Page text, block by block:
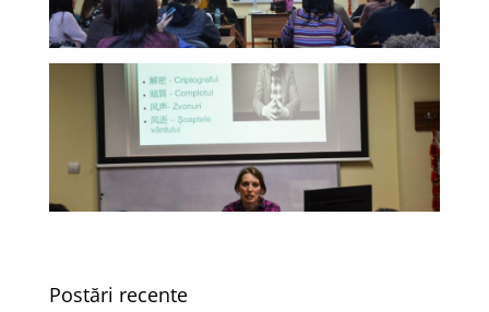
Postări recente